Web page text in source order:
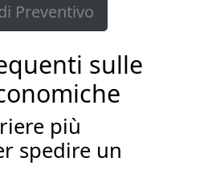
Preventivo
sulle
più
spedire un